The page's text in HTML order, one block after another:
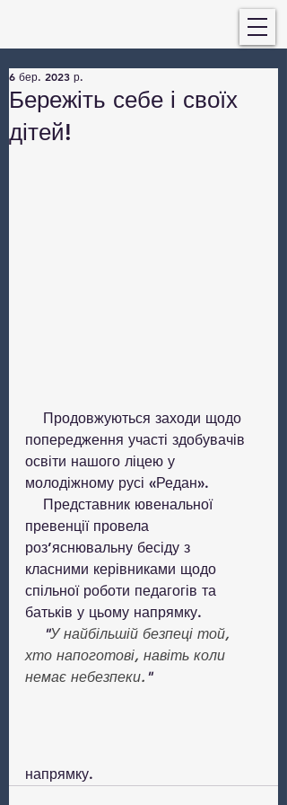
Бережіть себе і своїх
дітей!
6 бер. 2023 р.
попередження участі здобувачів
освіти нашого ліцею у
молодіжному русі «Редан».
превенції провела
роз’яснювальну бесіду з
класними керівниками щодо
спільної роботи педагогів та
батьків у цьому напрямку.
"У найбільшій безпеці той,
хто напоготові, навіть коли
немає небезпеки. "
напрямку.